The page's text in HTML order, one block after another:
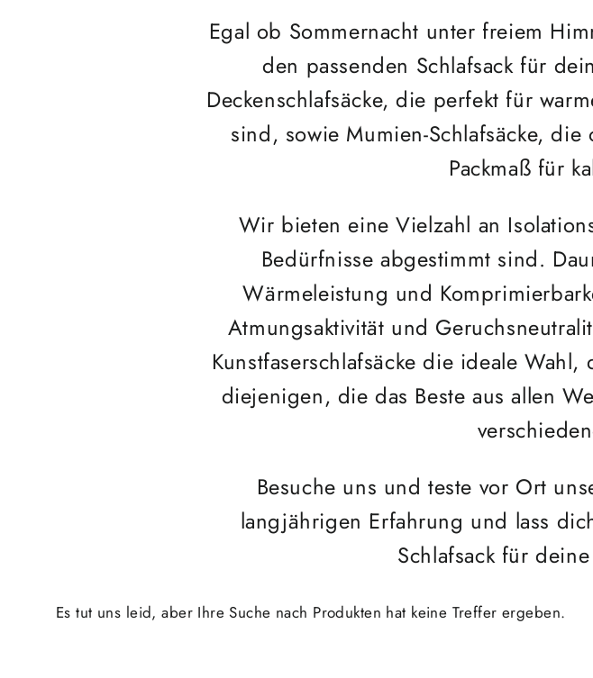
Egal ob Sommernacht unter freiem
den passenden Schlafsack für
Deckenschlafsäcke, die perfekt für
sind, sowie Mumien-Schlafsäcke,
Packmaß für
Wir bieten eine Vielzahl an
Bedürfnisse abgestimmt sind.
Wärmeleistung und
Atmungsaktivität und
Kunstfaserschlafsäcke die ideale
diejenigen, die das Beste aus allen
Besuche uns und teste vor Ort
langjährigen Erfahrung und lass
Schlafsack für
Es tut uns leid, aber Ihre Suche nach Produkten hat keine Treffer ergeben.